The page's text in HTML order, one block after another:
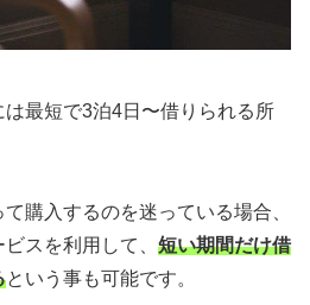
最短で3泊4日〜借りられる所
購入するのを迷っている場合、
スを利用して、 短い期間だけ借
という事も可能です。